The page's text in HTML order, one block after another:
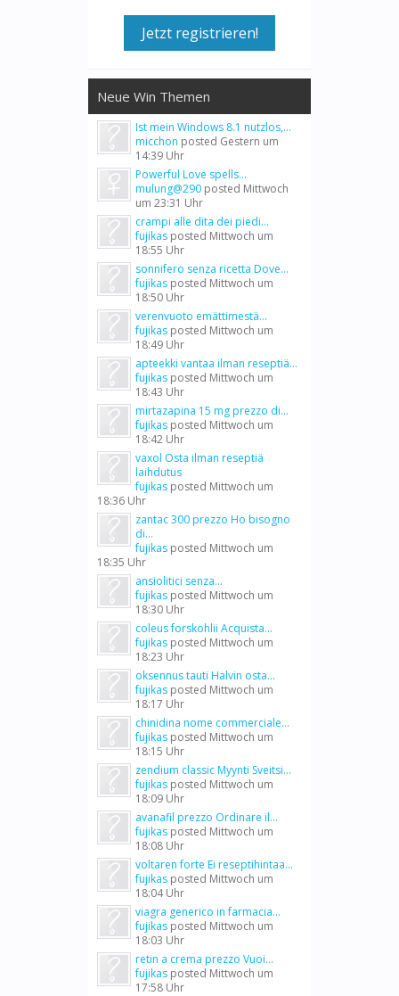
Jetzt registrieren!
Neue Win Themen
Ist mein Windows 8.1 nutzlos,...
micchon posted Gestern um
14:39 Uhr
Powerful Love spells...
mulung@290 posted Mittwoch
um 23:31 Uhr
crampi alle dita dei piedi...
fujikas posted Mittwoch um
18:55 Uhr
sonnifero senza ricetta Dove...
fujikas posted Mittwoch um
18:50 Uhr
verenvuoto emättimestä...
fujikas posted Mittwoch um
18:49 Uhr
apteekki vantaa ilman reseptiä...
fujikas posted Mittwoch um
18:43 Uhr
mirtazapina 15 mg prezzo di...
fujikas posted Mittwoch um
18:42 Uhr
vaxol Osta ilman reseptiä
laihdutus
fujikas posted Mittwoch um
18:36 Uhr
zantac 300 prezzo Ho bisogno
di...
fujikas posted Mittwoch um
18:35 Uhr
ansiolitici senza...
fujikas posted Mittwoch um
18:30 Uhr
coleus forskohlii Acquista...
fujikas posted Mittwoch um
18:23 Uhr
oksennus tauti Halvin osta...
fujikas posted Mittwoch um
18:17 Uhr
chinidina nome commerciale...
fujikas posted Mittwoch um
18:15 Uhr
zendium classic Myynti Sveitsi...
fujikas posted Mittwoch um
18:09 Uhr
avanafil prezzo Ordinare il...
fujikas posted Mittwoch um
18:08 Uhr
voltaren forte Ei reseptihintaa...
fujikas posted Mittwoch um
18:04 Uhr
viagra generico in farmacia...
fujikas posted Mittwoch um
18:03 Uhr
retin a crema prezzo Vuoi...
fujikas posted Mittwoch um
17:58 Uhr